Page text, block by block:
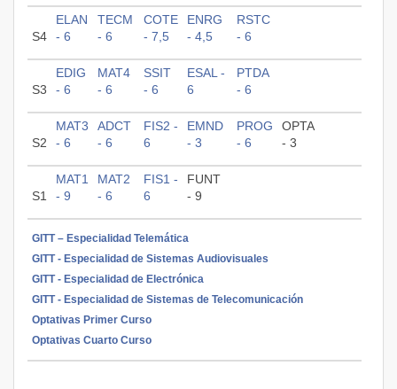
S4
ELAN
- 6
TECM
- 6
COTE
- 7,5
ENRG
- 4,5
RSTC
- 6
S3
EDIG
- 6
MAT4
- 6
SSIT
- 6
ESAL -
6
PTDA
- 6
S2
MAT3
- 6
ADCT
- 6
FIS2 -
6
EMND
- 3
PROG
- 6
OPTA
- 3
S1
MAT1
- 9
MAT2
- 6
FIS1 -
6
FUNT
- 9
GITT – Especialidad Telemática
GITT - Especialidad de Sistemas Audiovisuales
GITT - Especialidad de Electrónica
GITT - Especialidad de Sistemas de Telecomunicación
Optativas Primer Curso
Optativas Cuarto Curso